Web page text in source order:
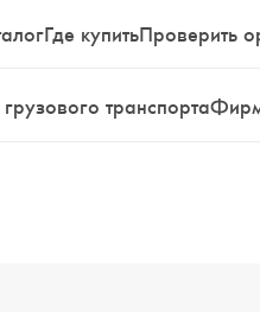
Где купитьПроверить
транспорта